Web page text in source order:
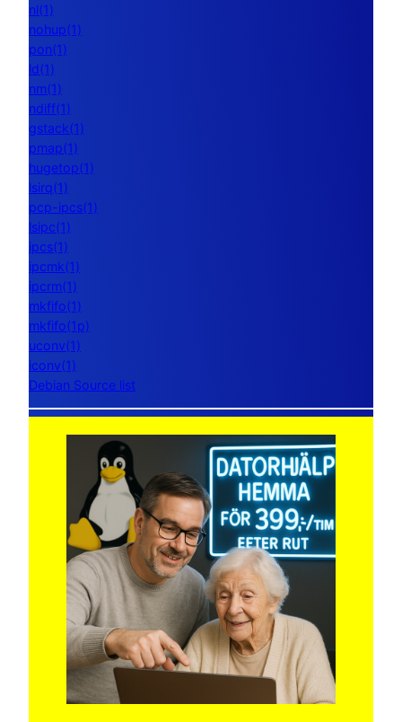
nl(1)
nohup(1)
pon(1)
ld(1)
nm(1)
ndiff(1)
gstack(1)
pmap(1)
hugetop(1)
lsirq(1)
pcp-ipcs(1)
lsipc(1)
ipcs(1)
ipcmk(1)
ipcrm(1)
mkfifo(1)
mkfifo(1p)
uconv(1)
iconv(1)
Debian Source list